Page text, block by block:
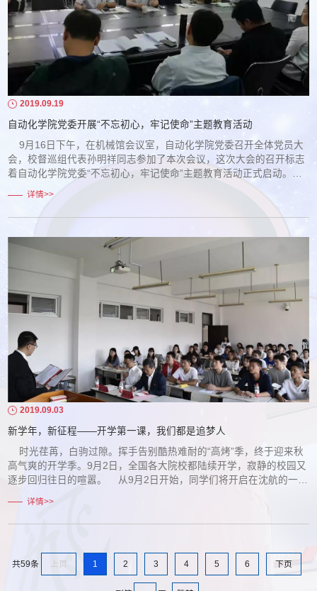
2019.09.19
自动化学院党委开展“不忘初心，牢记使命”主题教育活动
9月16日下午，在机械馆会议室，自动化学院党委召开全体党员大
会，校督巡组代表孙明祥同志参加了本次会议，这次大会的召开标志
着自动化学院党委“不忘初心，牢记使命”主题教育活动正式启动。会
来副院长孟光磊同志向全体党员宣读了学院党委本次主题教育工作的
具体实施方案。孙明祥同志认真听取了学院党委的实施方案，并代表
详情>>
2019.09.03
新学年，新征程——开学第一课，我们都是追梦人
时光荏苒，白驹过隙。挥手告别酷热难耐的“高烤”季，终于迎来秋
高气爽的开学季。9月2日，全国各大院校都陆续开学，寂静的校园又
逐步回归往日的喧嚣。 从9月2日开始，同学们将开启在沈航的一段
时，今天也是是于洋老师初登讲台的特别日子。 于洋老师博士毕业
于东北大学控制理论与控制工程专业，入职我校后，还专门到某软件
详情>>
共59条 上页 1 2 3 4 5 6 下页